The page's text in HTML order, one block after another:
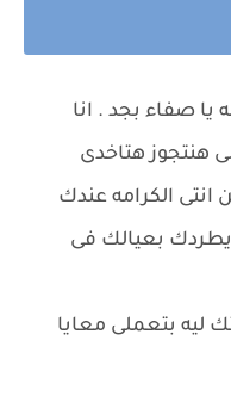
صفاء بجد . انا
هنتجوز هتاخدى
الكرامه عندك
بعيالك فى
ليه بتعملى معايا